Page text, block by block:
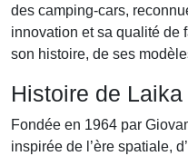
des camping-cars,
innovation et sa qualité de
son histoire, de ses
Histoire de Laika
Fondée en 1964 par
inspirée de l’ère spatiale,